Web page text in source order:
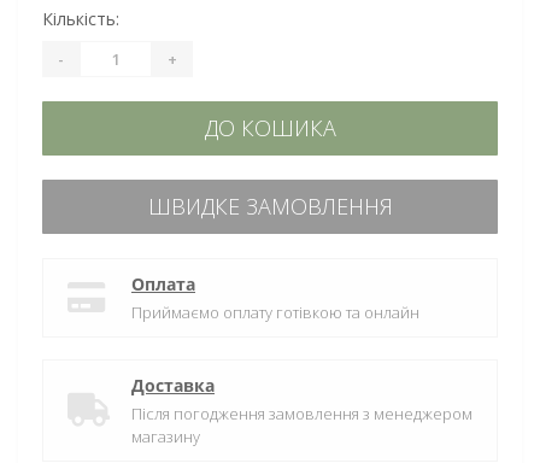
Кількість:
- +
ДО КОШИКА
ШВИДКЕ ЗАМОВЛЕННЯ
Оплата
Приймаємо оплату готівкою та онлайн
Доставка
Після погодження замовлення з менеджером
магазину